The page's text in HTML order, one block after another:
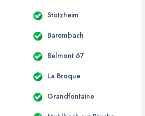
Stotzheim
Barembach
Belmont 67
La Broque
Grandfontaine